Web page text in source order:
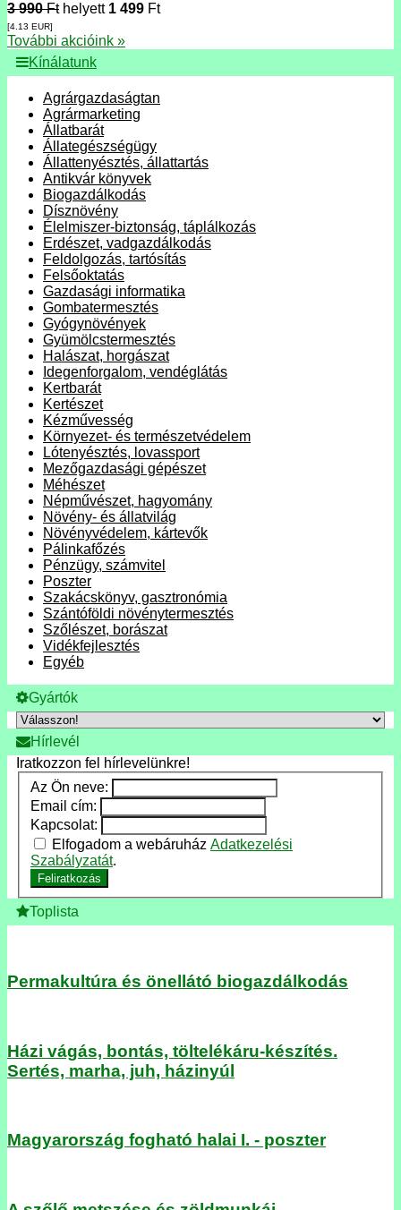
3 990 Fthelyett 1 499 Ft
[4.13 EUR]
További akcióink »
Kínálatunk
Agrárgazdaságtan
Agrármarketing
Állatbarát
Állategészségügy
Állattenyésztés, állattartás
Antikvár könyvek
Biogazdálkodás
Dísznövény
Élelmiszer-biztonság, táplálkozás
Erdészet, vadgazdálkodás
Feldolgozás, tartósítás
Felsőoktatás
Gazdasági informatika
Gombatermesztés
Gyógynövények
Gyümölcstermesztés
Halászat, horgászat
Idegenforgalom, vendéglátás
Kertbarát
Kertészet
Kézművesség
Környezet- és természetvédelem
Lótenyésztés, lovassport
Mezőgazdasági gépészet
Méhészet
Népművészet, hagyomány
Növény- és állatvilág
Növényvédelem, kártevők
Pálinkafőzés
Pénzügy, számvitel
Poszter
Szakácskönyv, gasztronómia
Szántóföldi növénytermesztés
Szőlészet, borászat
Vidékfejlesztés
Egyéb
Gyártók
Hírlevél
Iratkozzon fel hírlevelünkre!
Az Ön neve:
Email cím:
Kapcsolat:
Elfogadom a webáruház Adatkezelési
Szabályzatát.
Feliratkozás
Toplista
Permakultúra és önellátó biogazdálkodás
Házi vágás, bontás, töltelékáru-készítés.
Sertés, marha, juh, házinyúl
Magyarország fogható halai I. - poszter